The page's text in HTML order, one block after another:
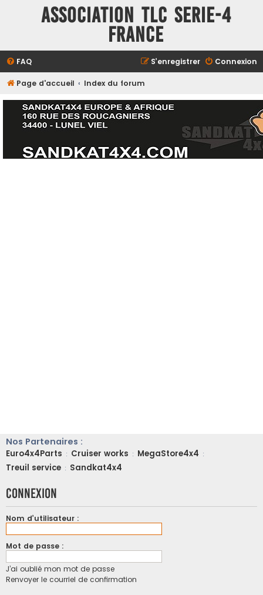
ASSOCIATION TLC SERIE-4
FRANCE
FAQ Connexion
S’enregistrer
Page d'accueil Index du forum
Nos Partenaires :
Euro4x4Parts : Cruiser works : MegaStore4x4 :
Treuil service : Sandkat4x4
Connexion
Nom d’utilisateur :
Mot de passe :
J’ai oublié mon mot de passe
Renvoyer le courriel de confirmation